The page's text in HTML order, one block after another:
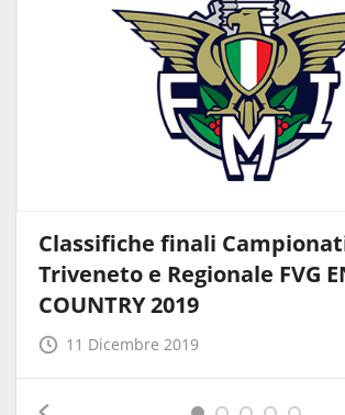
Classifiche finali
Triveneto e Regionale FVG
COUNTRY 2019
11 Dicembre 2019